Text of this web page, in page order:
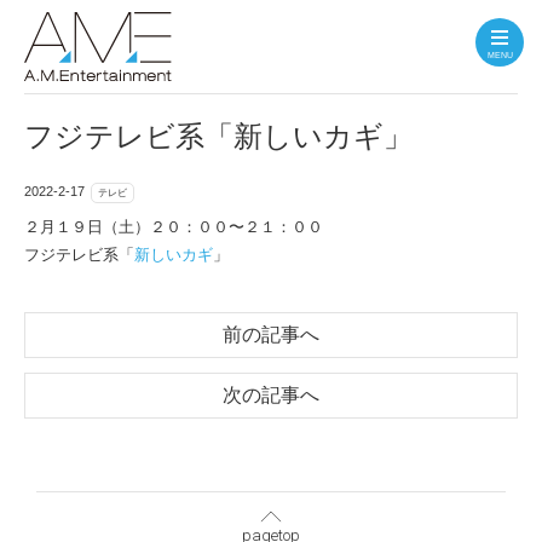
MENU
フジテレビ系「新しいカギ」
2022-2-17 テレビ
２月１９日（土）２０：００〜２１：００
フジテレビ系「 新しいカギ 」
前の記事へ
次の記事へ
pagetop